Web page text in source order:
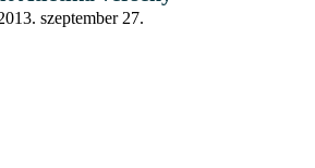
szeptember 27.